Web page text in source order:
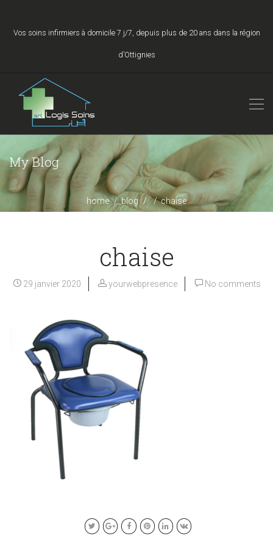
Vos soins infirmiers à domicile 7 j/7, depuis plus de 20 ans dans la région
d’Ottignies
My Blog
home blog chaise
chaise
29 janvier 2020 yourwebpresence No comments